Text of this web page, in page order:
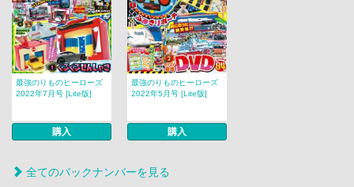
最強のりものヒーローズ
2022年7月号 [Lite版]
購入
最強のりものヒーローズ
2022年5月号 [Lite版]
購入
全てのバックナンバーを見る